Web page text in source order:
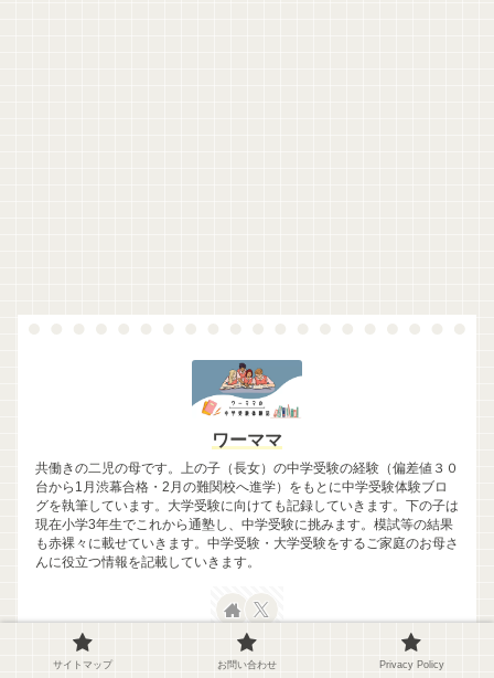
ワーママ
共働きの二児の母です。上の子（長女）の中学受験の経験（偏差値３０
台から1月渋幕合格・2月の難関校へ進学）をもとに中学受験体験ブロ
グを執筆しています。大学受験に向けても記録していきます。下の子は
現在小学3年生でこれから通塾し、中学受験に挑みます。模試等の結果
も赤裸々に載せていきます。中学受験・大学受験をするご家庭のお母さ
んに役立つ情報を記載していきます。
サイトマップ お問い合わせ Privacy Policy